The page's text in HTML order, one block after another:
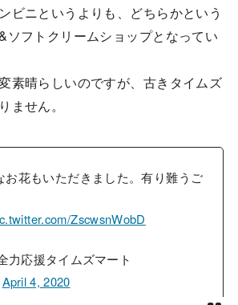
ビニというよりも、どちらかという
ソフトクリームショップとなってい
素晴らしいのですが、古きタイムズ
ません。
お花もいただきました。有り難うご
ZscwsnWobD
応援タイムズマート
April 4, 2020